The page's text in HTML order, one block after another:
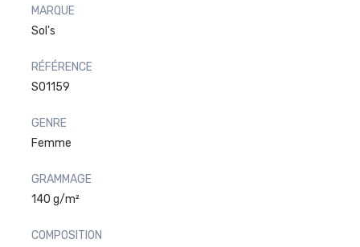
MARQUE
Sol's
RÉFÉRENCE
S01159
GENRE
Femme
GRAMMAGE
140 g/m²
COMPOSITION